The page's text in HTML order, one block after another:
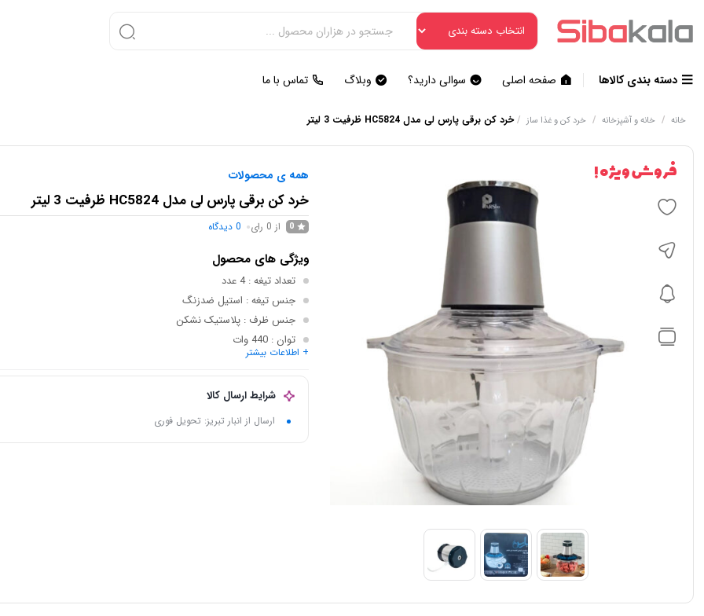
دسته بندی کالاها صفحه اصلی سوالی دارید؟ وبلاگ تماس با ما
خانه / خانه و آشپزخانه / خرد کن و غذا ساز /خرد کن برقی پارس لی مدل HC5824 ظرفیت 3 لیتر
فروش ویژه ! همه ی محصولات
خرد کن برقی پارس لی مدل HC5824 ظرفیت 3 لیتر
0 از 0 رای 0 دیدگاه
ویژگی های محصول
تعداد تیغه: 4 عدد
جنس تیغه: استیل ضدزنگ
جنس ظرف: پلاستیک نشکن
توان: 440 وات
نوع دستگاه
+ اطلاعات بیشتر
شرایط ارسال کالا
ارسال از انبار تبریز: تحویل فوری